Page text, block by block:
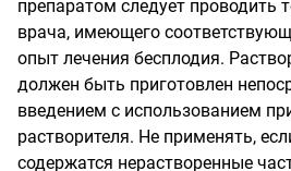
препаратом следует проводить
врача, имеющего
опыт лечения бесплодия.
должен быть приготовлен
введением с использованием
растворителя. Не применять,
содержатся нерастворенные